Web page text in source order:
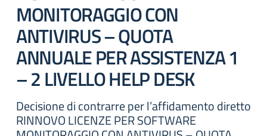
MONITORAGGIO CON
ANTIVIRUS – QUOTA
ANNUALE PER ASSISTENZA 1
– 2 LIVELLO HELP DESK
Decisione di contrarre per l’affidamento diretto
RINNOVO LICENZE PER SOFTWARE